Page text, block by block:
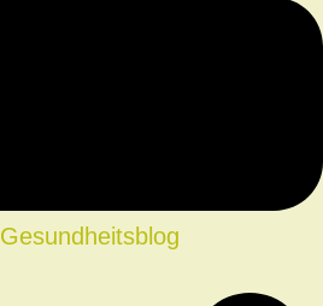
Gesundheitsblog